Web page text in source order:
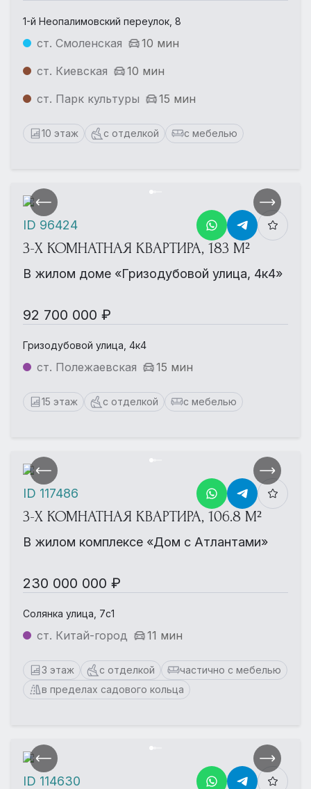
1-й Неопалимовский переулок, 8
ст. Смоленская
10 мин
ст. Киевская
10 мин
ст. Парк культуры
15 мин
10 этаж с отделкой с мебелью
3-Х КОМНАТНАЯ КВАРТИРА, 183 М²
В жилом доме «Гризодубовой улица, 4к4»
92 700 000 ₽
Гризодубовой улица, 4к4
ст. Полежаевская 15 мин
15 этаж с отделкой с мебелью
ID 96424
3-Х КОМНАТНАЯ КВАРТИРА, 106.8 М²
В жилом комплексе «Дом с Атлантами»
230 000 000 ₽
Солянка улица, 7с1
ст. Китай-город 11 мин
3 этаж с отделкой
частично с мебелью
в пределах садового кольца
ID 117486
ID 114630